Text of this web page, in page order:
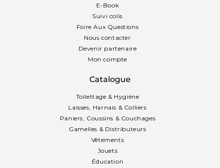
E-Book
Suivi colis
Foire Aux Questions
Nous contacter
Devenir partenaire
Mon compte
Catalogue
Toilettage & Hygiène
Laisses, Harnais & Colliers
Paniers, Coussins & Couchages
Gamelles & Distributeurs
Vêtements
Jouets
Éducation